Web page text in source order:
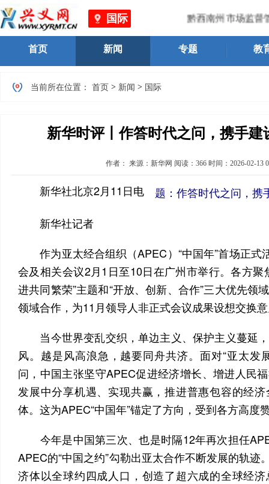
国际 黔西南州市场监督
首页 新闻 专题 教
当前所在位置： 首页 > 新闻 > 国际
新华时评丨作答时代之问，携手建
作者： 来源：新华网 阅读： 366 时间： 2026-02-13
新华社北京2月11日电 题：作答时代之问，携
新华社记者
作为亚太经合组织（APEC）“中国年”首场正式
会及相关会议2月1日至10日在广州市举行。各方聚
进共同繁荣”主题和“开放、创新、合作”三大优先领
领域合作，为11月领导人非正式会议成果设想交换
当今世界变乱交织，单边主义、保护主义蔓延
风。越是风高浪急，越要同舟共济。面对“亚太发
问，中国主张坚守APEC促进经济增长、增进人民
发展中分享机遇、实现共赢，推进普惠包容的经
体。这为APEC“中国年”锚定了方向，受到各方高度
今年是中国第三次、也是时隔12年再次担任
APEC的“中国之约”勾勒出亚太合作不断发展的轨迹
济体以全球约四成人口，创造了超六成的全球经